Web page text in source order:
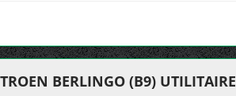
BERLINGO (B9) UTILITAIRE